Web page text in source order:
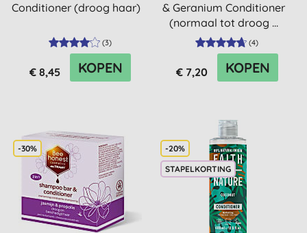
Conditioner (droog haar)
(3)
€ 8,45 KOPEN
& Geranium Conditioner
(normaal tot droog ...
(4)
€ 7,20 KOPEN
-30%
-20%
STAPELKORTING